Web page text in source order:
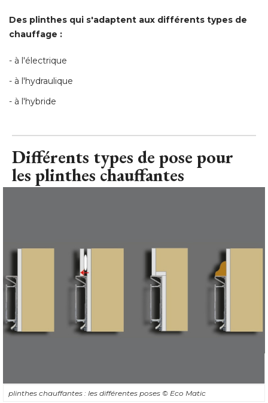
Des plinthes qui s'adaptent aux différents types de
chauffage :
- à l'électrique
- à l'hydraulique
- à l'hybride
Différents types de pose pour
les plinthes chauffantes
plinthes chauffantes : les différentes poses © Eco Matic